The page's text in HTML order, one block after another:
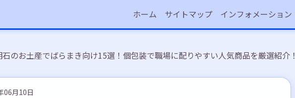
ホーム サイトマップ インフォメーション
石のお土産でばらまき向け15選！個包装で職場に配りやすい人気商品を厳選紹介！
06月10日